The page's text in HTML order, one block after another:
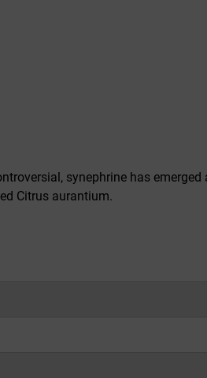
synephrine has
Citrus aurantium.